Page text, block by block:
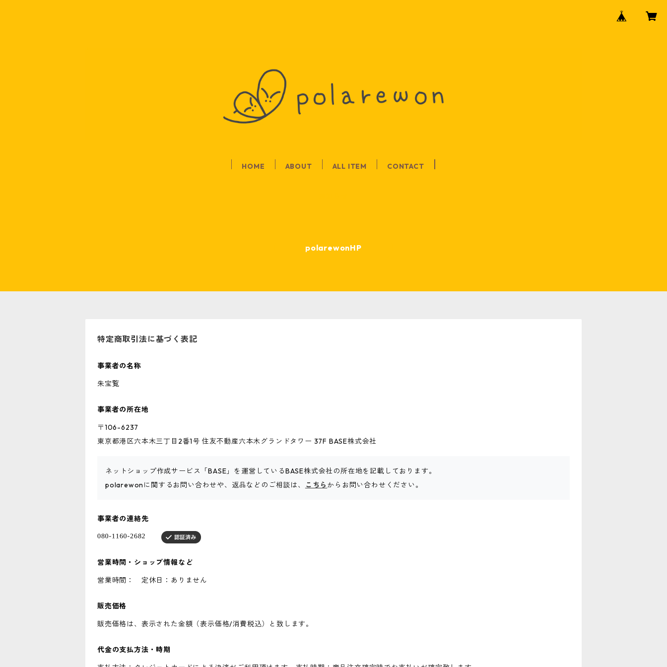
HOME ABOUT ALL ITEM CONTACT
polarewonHP
特定商取引法に基づく表記
事業者の名称
朱宝覧
事業者の所在地
〒106-6237
東京都港区六本木三丁目2番1号 住友不動産六本木グランドタワー 37F BASE株式会社
ネットショップ作成サービス「BASE」を運営しているBASE株式会社の所在地を記載しております。
polarewonに関するお問い合わせや、返品などのご相談は、
こちら からお問い合わせください。
事業者の連絡先
営業時間・ショップ情報など
営業時間： 定休日：ありません
販売価格
販売価格は、表示された金額（表示価格/消費税込）と致します。
代金の支払方法・時期